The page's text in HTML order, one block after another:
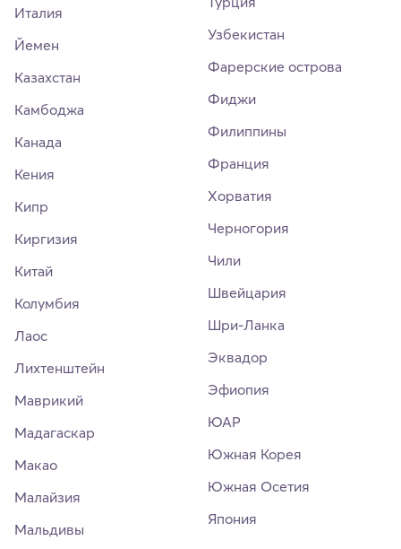
Италия
Йемен
Казахстан
Камбоджа
Канада
Кения
Кипр
Киргизия
Китай
Колумбия
Лаос
Лихтенштейн
Маврикий
Мадагаскар
Макао
Малайзия
Мальдивы
Узбекистан
Фарерские острова
Фиджи
Филиппины
Франция
Хорватия
Черногория
Чили
Швейцария
Шри-Ланка
Эквадор
Эфиопия
ЮАР
Южная Корея
Южная Осетия
Япония